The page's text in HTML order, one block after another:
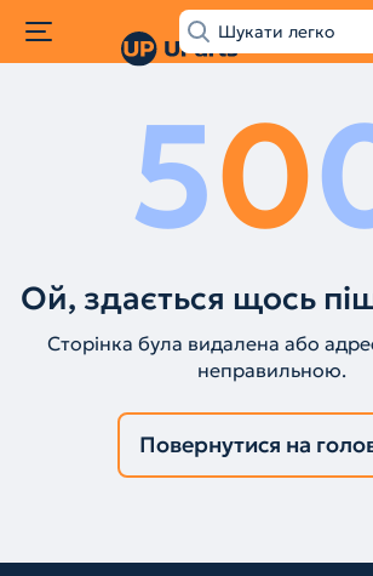
50
Ой, здається щось
Сторінка була видалена або
неправильною.
Повернутися на